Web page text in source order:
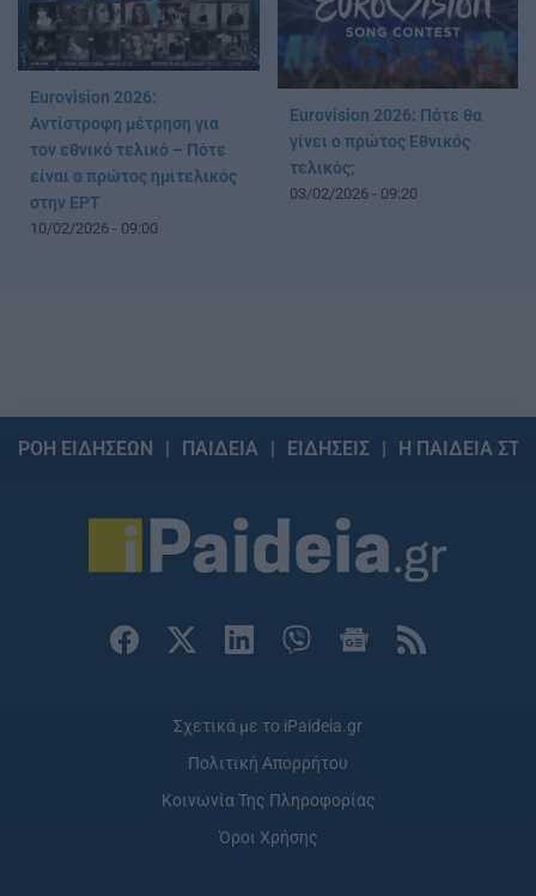
Eurovision 2026:
Αντίστροφη μέτρηση για
τον εθνικό τελικό – Πότε
είναι ο πρώτος ημιτελικός
στην ΕΡΤ
10/02/2026 - 09:00
Eurovision 2026: Πότε θα
γίνει ο πρώτος Εθνικός
τελικός;
03/02/2026 - 09:20
ΡΟΗ ΕΙΔΗΣΕΩΝ ΠΑΙΔΕΙΑ ΕΙΔΗΣΕΙΣ Η ΠΑΙΔΕΙΑ
Σχετικά με το iPaideia.gr
Πολιτική Απορρήτου
Κοινωνία Της Πληροφορίας
Όροι Χρήσης